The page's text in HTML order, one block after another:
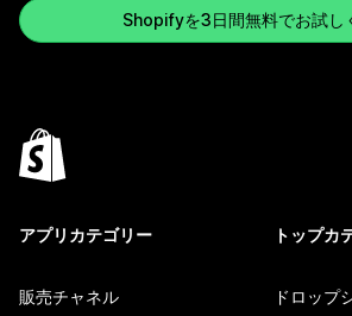
Shopifyを3日間無料でお試し
アプリカテゴリー
販売チャネル
トップカ
ドロップ